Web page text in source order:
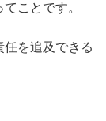
ことです。
を追及できる